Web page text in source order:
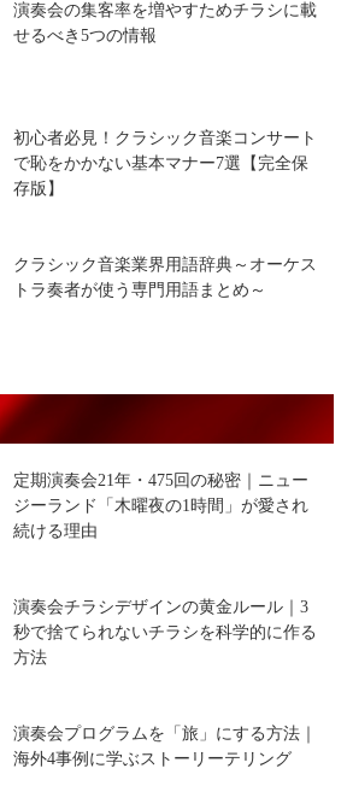
演奏会の集客率を増やすためチラシに載
せるべき5つの情報
初心者必見！クラシック音楽コンサート
で恥をかかない基本マナー7選【完全保
存版】
クラシック音楽業界用語辞典～オーケス
トラ奏者が使う専門用語まとめ～
定期演奏会21年・475回の秘密｜ニュー
ジーランド「木曜夜の1時間」が愛され
続ける理由
演奏会チラシデザインの黄金ルール｜3
秒で捨てられないチラシを科学的に作る
方法
演奏会プログラムを「旅」にする方法｜
海外4事例に学ぶストーリーテリング